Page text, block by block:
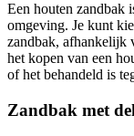
Een houten zandbak
omgeving. Je kunt
zandbak, afhankelijk
het kopen van een
of het behandeld is
Zandbak met